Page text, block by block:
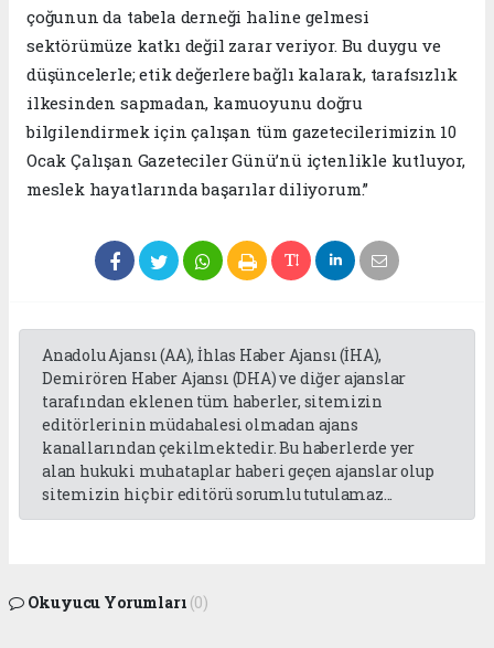
çoğunun da tabela derneği haline gelmesi
sektörümüze katkı değil zarar veriyor. Bu duygu ve
düşüncelerle; etik değerlere bağlı kalarak, tarafsızlık
ilkesinden sapmadan, kamuoyunu doğru
bilgilendirmek için çalışan tüm gazetecilerimizin 10
Ocak Çalışan Gazeteciler Günü’nü içtenlikle kutluyor,
meslek hayatlarında başarılar diliyorum.”
Anadolu Ajansı (AA), İhlas Haber Ajansı (İHA),
Demirören Haber Ajansı (DHA) ve diğer ajanslar
tarafından eklenen tüm haberler, sitemizin
editörlerinin müdahalesi olmadan ajans
kanallarından çekilmektedir. Bu haberlerde yer
alan hukuki muhataplar haberi geçen ajanslar olup
sitemizin hiç bir editörü sorumlu tutulamaz...
Okuyucu Yorumları (0)